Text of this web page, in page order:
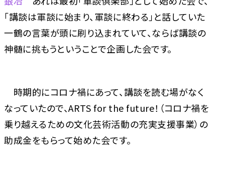
「講談は軍談に始まり、軍談に終わる」と話していた
一鶴の言葉が頭に刷り込まれていて、ならば講談の
神髄に挑もうということで企画した会です。
時期的にコロナ禍にあって、講談を読む場がなく
なっていたので、ARTS for the future！（コロナ禍を
乗り越えるための文化芸術活動の充実支援事業）の
助成金をもらって始めた会です。